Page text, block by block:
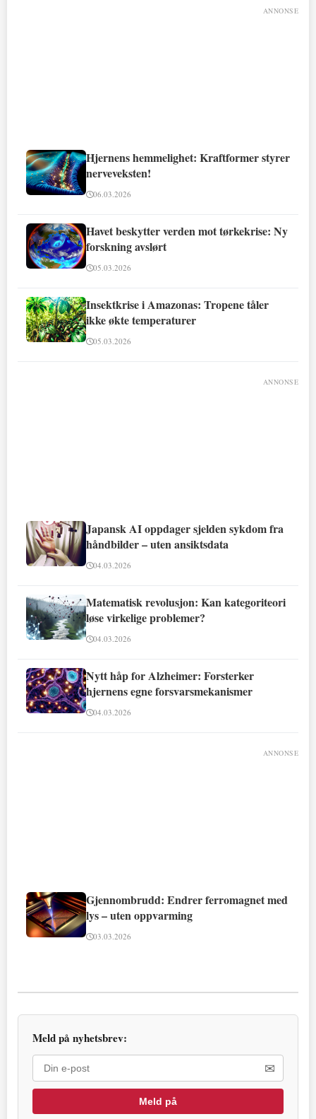
ANNONSE
Hjernens hemmelighet: Kraftformer styrer
nerveveksten!
06.03.2026
Havet beskytter verden mot tørkekrise: Ny
forskning avslørt
05.03.2026
Insektkrise i Amazonas: Tropene tåler
ikke økte temperaturer
05.03.2026
ANNONSE
Japansk AI oppdager sjelden sykdom fra
håndbilder – uten ansiktsdata
04.03.2026
Matematisk revolusjon: Kan kategoriteori
løse virkelige problemer?
04.03.2026
Nytt håp for Alzheimer: Forsterker
hjernens egne forsvarsmekanismer
04.03.2026
ANNONSE
Gjennombrudd: Endrer ferromagnet med
lys – uten oppvarming
03.03.2026
Meld på nyhetsbrev:
✉
Meld på